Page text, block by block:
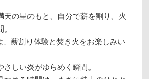
天の星のもと、自分で薪を割り、火
、薪割り体験と焚き火をお楽しみい
さしい炎がゆらめく瞬間。